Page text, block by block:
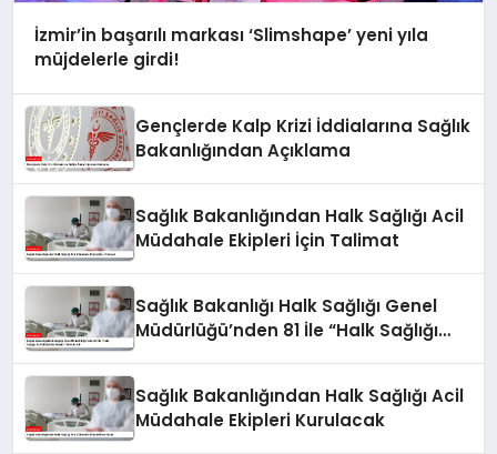
İzmir’in başarılı markası ‘Slimshape’ yeni yıla
müjdelerle girdi!
Gençlerde Kalp Krizi İddialarına Sağlık
Bakanlığından Açıklama
Sağlık Bakanlığından Halk Sağlığı Acil
Müdahale Ekipleri İçin Talimat
Sağlık Bakanlığı Halk Sağlığı Genel
Müdürlüğü’nden 81 İle “Halk Sağlığı
Sağlık Bakanlığından Halk Sağlığı Acil
Müdahale Ekipleri Kurulacak